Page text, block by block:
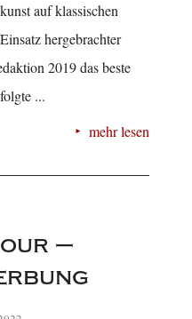
auf klassischen
hergebrachter
2019 das beste
...
mehr lesen
–